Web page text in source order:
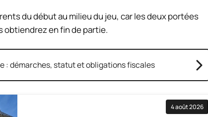
du début au milieu du jeu, car les deux portées
obtiendrez en fin de partie.
: démarches, statut et obligations fiscales
4 août 2026